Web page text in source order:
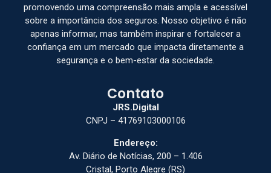
promovendo uma compreensão mais ampla e acessível
sobre a importância dos seguros. Nosso objetivo é não
apenas informar, mas também inspirar e fortalecer a
confiança em um mercado que impacta diretamente a
segurança e o bem-estar da sociedade.
Contato
JRS.Digital
CNPJ – 41769103000106
Endereço:
Av. Diário de Notícias, 200 – 1.406
Cristal, Porto Alegre (RS)